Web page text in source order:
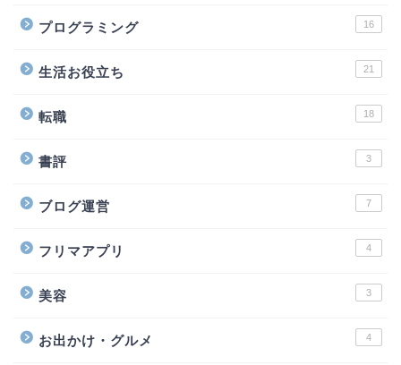
プログラミング 16
生活お役立ち 21
転職 18
書評 3
ブログ運営 7
フリマアプリ 4
美容 3
お出かけ・グルメ 4